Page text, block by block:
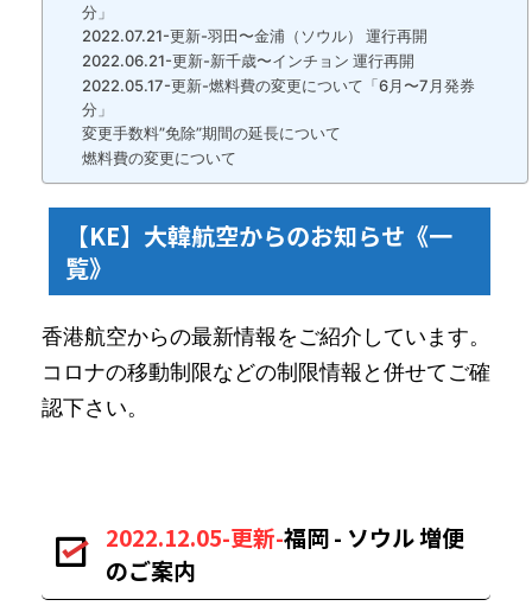
分」
2022.07.21-更新-羽田〜金浦（ソウル） 運行再開
2022.06.21-更新-新千歳〜インチョン 運行再開
2022.05.17-更新-燃料費の変更について「6月〜7月発券
分」
変更手数料”免除”期間の延長について
燃料費の変更について
【KE】大韓航空からのお知らせ《一
覧》
香港航空からの最新情報をご紹介しています。
コロナの移動制限などの制限情報と併せてご確
認下さい。
2022.12.05-更新-福岡 - ソウル 増便
のご案内